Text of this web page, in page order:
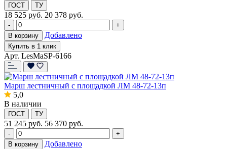
ГОСТ ТУ
18 525 руб. 20 378 руб.
-
+
В корзину
Добавлено
Купить в 1 клик
Арт. LesMaSP-6166
Марш лестничный с площадкой ЛМ 48-72-13п
5,0
В наличии
ГОСТ ТУ
51 245 руб. 56 370 руб.
-
+
В корзину
Добавлено